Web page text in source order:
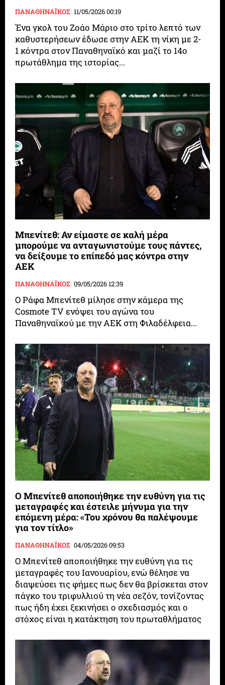
ΠΑΝΑΘΗΝΑΪΚΟΣ 11/05/2026 00:19
Ένα γκολ του Ζοάο Μάριο στο τρίτο λεπτό των
καθυστερήσεων έδωσε στην ΑΕΚ τη νίκη με 2-
1 κόντρα στον Παναθηναϊκό και μαζί το 14ο
πρωτάθλημα της ιστορίας...
Μπενίτεθ: Αν είμαστε σε καλή μέρα
μπορούμε να ανταγωνιστούμε τους πάντες,
να δείξουμε το επίπεδό μας κόντρα στην
ΑΕΚ
ΠΑΝΑΘΗΝΑΪΚΟΣ 09/05/2026 12:39
Ο Ράφα Μπενίτεθ μίλησε στην κάμερα της
Cosmote TV ενόψει του αγώνα του
Παναθηναϊκού με την ΑΕΚ στη Φιλαδέλφεια...
Ο Μπενίτεθ αποποιήθηκε την ευθύνη για τις
μεταγραφές και έστειλε μήνυμα για την
επόμενη μέρα: «Του χρόνου θα παλέψουμε
για τον τίτλο»
ΠΑΝΑΘΗΝΑΪΚΟΣ 04/05/2026 09:53
Ο Μπενίτεθ αποποιήθηκε την ευθύνη για τις
μεταγραφές του Ιανουαρίου, ενώ θέλησε να
διαψεύσει τις φήμες πως δεν θα βρίσκεται στον
πάγκο του τριφυλλιού τη νέα σεζόν, τονίζοντας
πως ήδη έχει ξεκινήσει ο σχεδιασμός και ο
στόχος είναι η κατάκτηση του πρωταθλήματος